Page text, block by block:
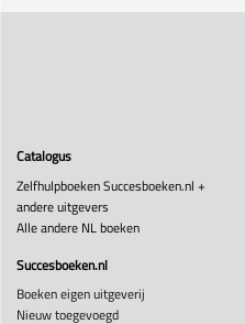
Catalogus
Zelfhulpboeken Succesboeken.nl +
andere uitgevers
Alle andere NL boeken
Succesboeken.nl
Boeken eigen uitgeverij
Nieuw toegevoegd